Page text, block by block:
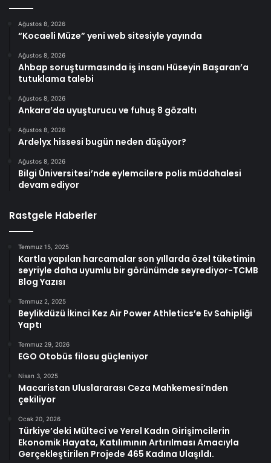
Ağustos 8, 2026
“Kocaeli Müze” yeni web sitesiyle yayında
Ağustos 8, 2026
Ahbap soruşturmasında iş insanı Hüseyin Başaran’a
tutuklama talebi
Ağustos 8, 2026
Ankara’da uyuşturucu ve fuhuş 8 gözaltı
Ağustos 8, 2026
Ardelyx hissesi bugün neden düşüyor?
Ağustos 8, 2026
Bilgi Üniversitesi’nde eylemcilere polis müdahalesi
devam ediyor
Rastgele Haberler
Temmuz 15, 2025
Kartla yapılan harcamalar son yıllarda özel tüketimin
seyriyle daha uyumlu bir görünümde seyrediyor-TCMB
Blog Yazısı
Temmuz 2, 2025
Beylikdüzü İkinci Kez Air Power Athletics’e Ev Sahipliği
Yaptı
Temmuz 29, 2026
EGO Otobüs filosu güçleniyor
Nisan 3, 2025
Macaristan Uluslararası Ceza Mahkemesi’nden
çekiliyor
Ocak 20, 2026
Türkiye’deki Mülteci ve Yerel Kadın Girişimcilerin
Ekonomik Hayata, Katılımının Artırılması Amacıyla
Gerçekleştirilen Projede 465 Kadına Ulaşıldı.